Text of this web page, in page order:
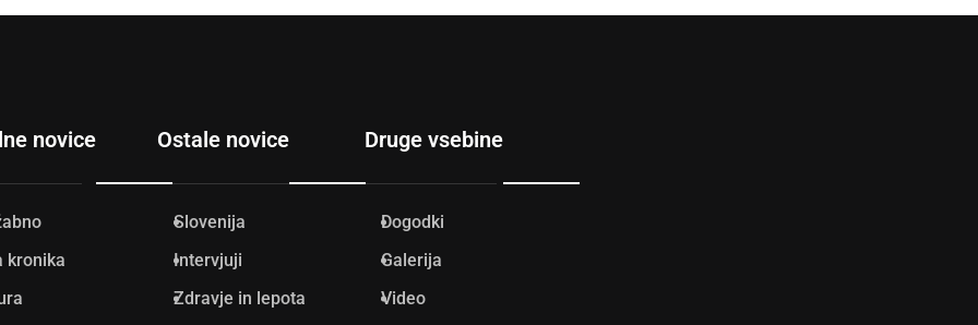
novice
kronika
Ostale novice
Slovenija
Intervjuji
Zdravje in lepota
Druge vsebine
Dogodki
Galerija
Video